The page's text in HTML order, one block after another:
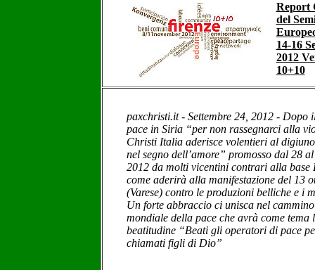
Report
del
14-16
2012
10+10
paxchristi.it - Settembre 24, 2012 - Dopo
pace in Siria “per non rassegnarci alla
Christi Italia aderisce volentieri al digiuno
nel segno dell’amore” promosso dal 28
2012 da molti vicentini contrari alla base
come aderirà alla manifestazione del 13
(Varese) contro le produzioni belliche e i
Un forte abbraccio ci unisca nel
mondiale della pace che avrà come tema
beatitudine “Beati gli operatori di pace
chiamati figli di Dio”